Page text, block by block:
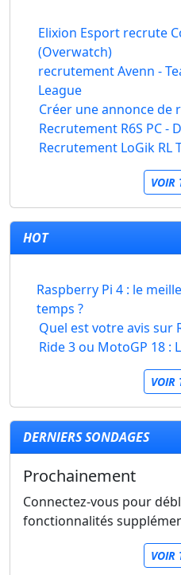
Elixion Esport recrute
(Overwatch)
recrutement Avenn -
League
Créer une annonce de
Recrutement R6S PC -
Recrutement LoGik RL
VOIR
HOT
Raspberry Pi 4 : le
temps ?
Quel est votre avis sur
Ride 3 ou MotoGP 18 :
VOIR
DERNIERS SONDAGES
Prochainement
Connectez-vous pour
fonctionnalités
VOIR